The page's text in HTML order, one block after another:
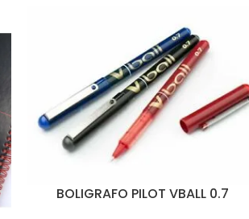
BOLIGRAFO PILOT VBALL 0.7